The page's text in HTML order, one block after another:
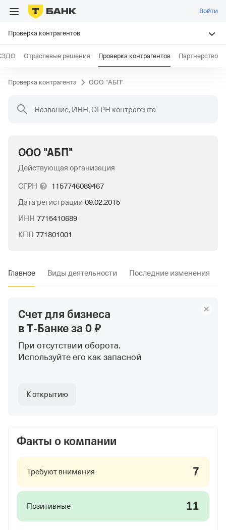
Войти
Проверка контрагентов
Отраслевые решения Проверка контрагентов Партнерство
Проверка контрагента ООО "АБП"
Название, ИНН, ОГРН контрагента
ООО "АБП"
Действующая организация
ОГРН
1157746089467
Дата регистрации 09.02.2015
ИНН 7715410689
КПП 771801001
Главное Виды деятельности Последние изменения
Счет для бизнеса
в Т‑Банкеза 0 ₽
При отсутствии оборота.
Используйте его как запасной
К открытию
Факты о компании
Требуют внимания 7
Позитивные 11